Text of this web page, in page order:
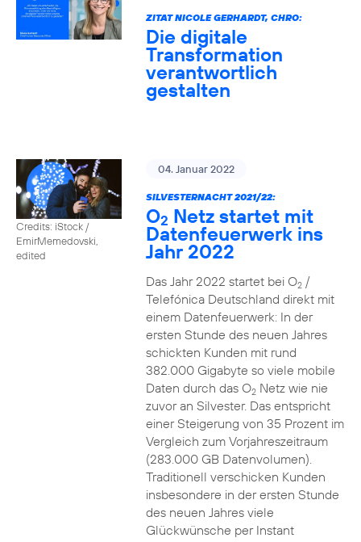
ZITAT NICOLE GERHARDT, CHRO:
Die digitale
Transformation
verantwortlich
gestalten
Credits: iStock /
EmirMemedovski,
edited
04. Januar 2022
SILVESTERNACHT 2021/22:
O2 Netz startet mit
Datenfeuerwerk ins
Jahr 2022
Das Jahr 2022 startet bei O2/
Telefónica Deutschland direkt mit
einem Datenfeuerwerk: In der
ersten Stunde des neuen Jahres
schickten Kunden mit rund
382.000 Gigabyte so viele mobile
Daten durch das O2Netz wie nie
zuvor an Silvester. Das entspricht
einer Steigerung von 35 Prozent im
Vergleich zum Vorjahreszeitraum
(283.000 GB Datenvolumen).
Traditionell verschicken Kunden
insbesondere in der ersten Stunde
des neuen Jahres viele
Glückwünsche per Instant